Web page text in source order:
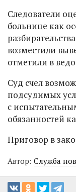
Следователи
больнице как
возместили
отметили в
Суд счел
подсудимых
с
обязанностей
Приговор в
Автор: Служба